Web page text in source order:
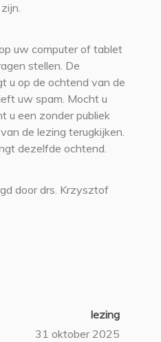
lezing
31 oktober 2025
uw computer of tablet
stellen. De
u op de ochtend van de
uw spam. Mocht u
u een zonder publiek
de lezing terugkijken.
dezelfde ochtend.
door drs. Krzysztof